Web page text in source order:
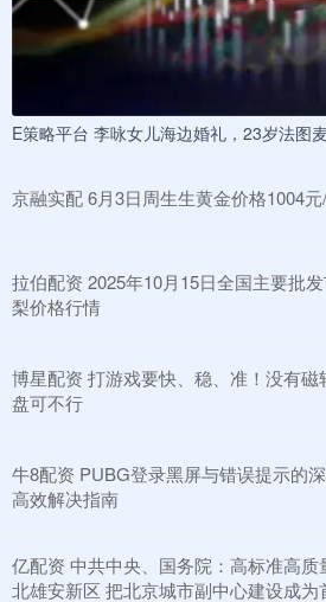
E策略平台 李咏女儿海边婚礼，23岁法图
京融实配 6月3日周生生黄金价格1004
拉伯配资 2025年10月15日全国主要批
梨价格行情
博星配资 打游戏要快、稳、准！没有磁
盘可不行
牛8配资 PUBG登录黑屏与错误提示的
高效解决指南
亿配资 中共中央、国务院：高标准高质
北雄安新区 把北京城市副中心建设成为